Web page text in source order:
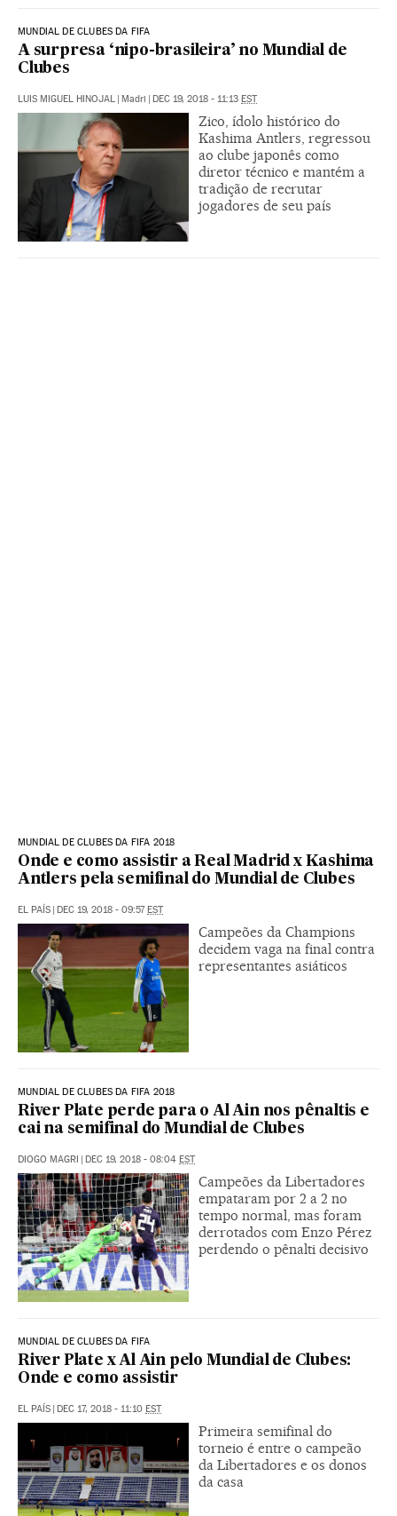
MUNDIAL DE CLUBES DA FIFA
A surpresa ‘nipo-brasileira’ no Mundial de
Clubes
LUIS MIGUEL HINOJAL | Madri | DEC 19, 2018 - 11:13 EST
Zico, ídolo histórico do
Kashima Antlers, regressou
ao clube japonês como
diretor técnico e mantém a
tradição de recrutar
jogadores de seu país
MUNDIAL DE CLUBES DA FIFA 2018
Onde e como assistir a Real Madrid x Kashima
Antlers pela semifinal do Mundial de Clubes
EL PAÍS | DEC 19, 2018 - 09:57EST
Campeões da Champions
decidem vaga na final contra
representantes asiáticos
MUNDIAL DE CLUBES DA FIFA 2018
River Plate perde para o Al Ain nos pênaltis e
cai na semifinal do Mundial de Clubes
DIOGO MAGRI | DEC 19, 2018 - 08:04 EST
Campeões da Libertadores
empataram por 2 a 2 no
tempo normal, mas foram
derrotados com Enzo Pérez
perdendo o pênalti decisivo
MUNDIAL DE CLUBES DA FIFA
River Plate x Al Ain pelo Mundial de Clubes:
Onde e como assistir
EL PAÍS | DEC 17, 2018 - 11:10 EST
Primeira semifinal do
torneio é entre o campeão
da Libertadores e os donos
da casa